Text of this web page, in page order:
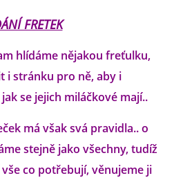
FRETEK
hlídáme nějakou freťulku,
i stránku pro ně, aby i
se jejich miláčkové mají..
má však svá pravidla.. o
stejně jako všechny, tudíž
co potřebují, věnujeme ji